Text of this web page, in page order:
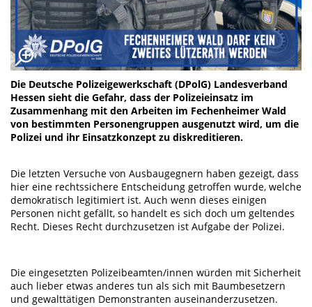
Die Deutsche Polizeigewerkschaft (DPolG) Landesverband
Hessen sieht die Gefahr, dass der Polizeieinsatz im
Zusammenhang mit den Arbeiten im Fechenheimer Wald
von bestimmten Personengruppen ausgenutzt wird, um die
Polizei und ihr Einsatzkonzept zu diskreditieren.
Die letzten Versuche von Ausbaugegnern haben gezeigt, dass
hier eine rechtssichere Entscheidung getroffen wurde, welche
demokratisch legitimiert ist. Auch wenn dieses einigen
Personen nicht gefällt, so handelt es sich doch um geltendes
Recht. Dieses Recht durchzusetzen ist Aufgabe der Polizei.
Die eingesetzten Polizeibeamten/innen würden mit Sicherheit
auch lieber etwas anderes tun als sich mit Baumbesetzern
und gewalttätigen Demonstranten auseinanderzusetzen.